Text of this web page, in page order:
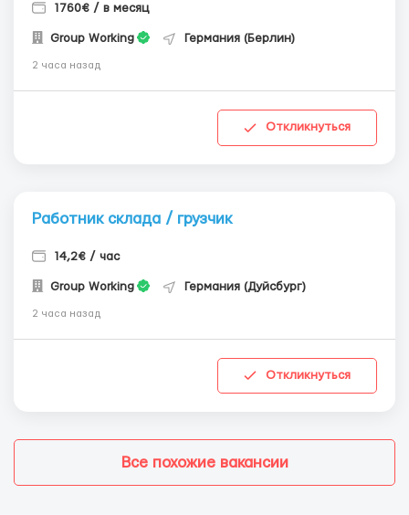
1760€ / в месяц
Group Working Германия (Берлин)
2 часа назад
Откликнуться
Работник склада / грузчик
14,2€ / час
Group Working Германия (Дуйсбург)
2 часа назад
Откликнуться
Все похожие вакансии